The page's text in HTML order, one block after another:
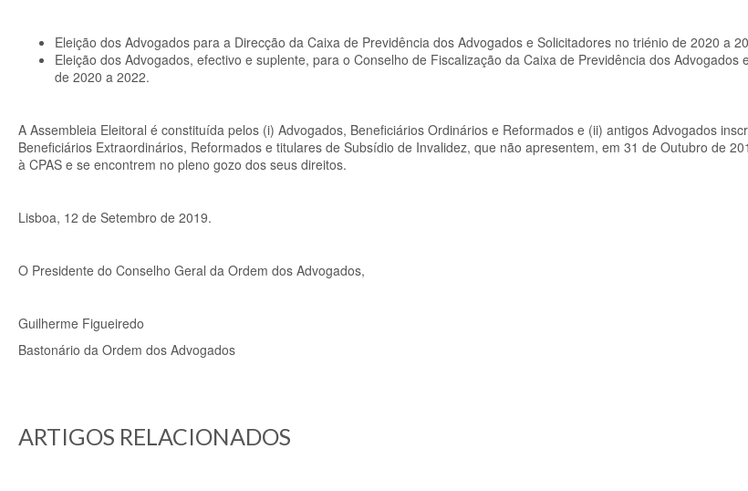
Eleição dos Advogados para a Direcção da Caixa de Previdência dos Advogados e Solicitadores no triénio de 2020 a
Eleição dos Advogados, efectivo e suplente, para o Conselho de Fiscalização da Caixa de Previdência dos Advogados
de 2020 a 2022.
A Assembleia Eleitoral é constituída pelos (i) Advogados, Beneficiários Ordinários e Reformados e (ii) antigos Advogados
Beneficiários Extraordinários, Reformados e titulares de Subsídio de Invalidez, que não apresentem, em 31 de Outubro de
à CPAS e se encontrem no pleno gozo dos seus direitos.
Lisboa, 12 de Setembro de 2019.
O Presidente do Conselho Geral da Ordem dos Advogados,
Guilherme Figueiredo
Bastonário da Ordem dos Advogados
ARTIGOS RELACIONADOS